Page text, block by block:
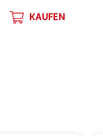
KAUFEN